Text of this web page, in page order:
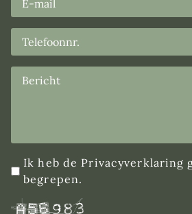
Ik heb de Privacyverklaring
begrepen.